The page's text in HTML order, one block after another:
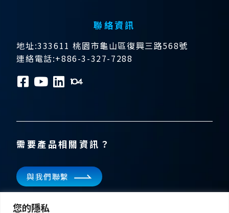
您的隱私
聯絡資訊
地址:333611 桃園市龜山區復興三路568號
連絡電話:+886-3-327-7288
訂閱電子報
需要產品相關資訊？
與我們聯繫